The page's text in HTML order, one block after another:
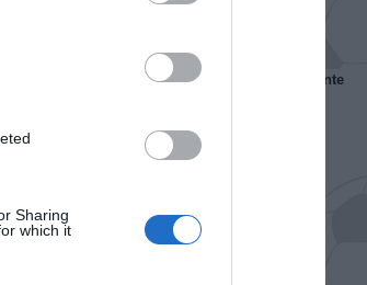
Sharing
which it
Francia, il Marsiglia senza presidente